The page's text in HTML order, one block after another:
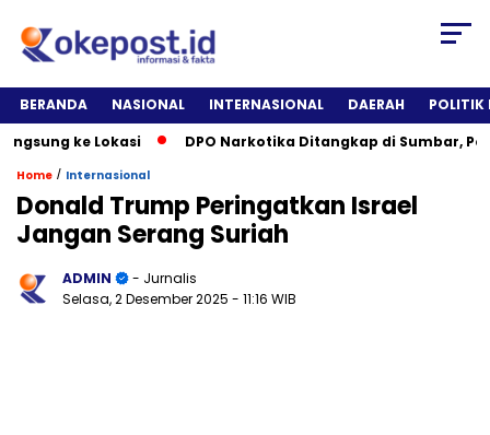
BERANDA NASIONAL INTERNASIONAL DAERAH
POLITIK
ke Lokasi
DPO Narkotika Ditangkap di Sumbar, Polisi
Home / Internasional
Donald Trump Peringatkan Israel
Jangan Serang Suriah
ADMIN
- Jurnalis
Selasa, 2 Desember 2025 - 11:16 WIB